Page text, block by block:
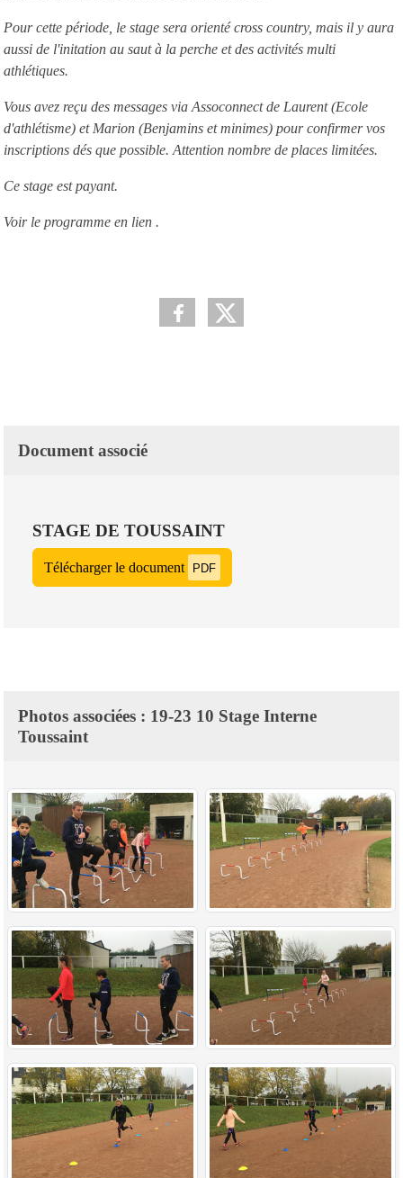
Pour cette période, le stage sera orienté cross country, mais il y aura
aussi de l'initation au saut à la perche et des activités multi
athlétiques.
Vous avez reçu des messages via Assoconnect de Laurent (Ecole
d'athlétisme) et Marion (Benjamins et minimes) pour confirmer vos
inscriptions dés que possible. Attention nombre de places limitées.
Ce stage est payant.
Voir le programme en lien .
Document associé
STAGE DE TOUSSAINT
Télécharger le document PDF
Photos associées : 19-23 10 Stage Interne
Toussaint